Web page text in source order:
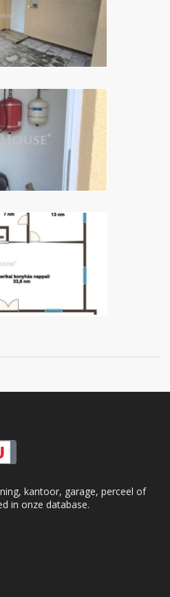
kantoor, garage, perceel of
in onze database.